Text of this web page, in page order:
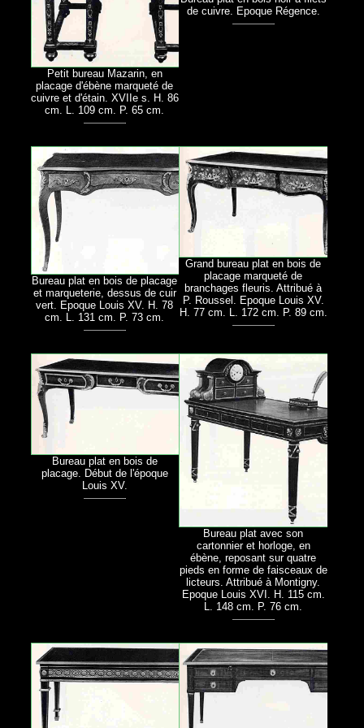
Petit bureau Mazarin, en
placage d'ébène marqueté de
cuivre et d'étain. XVIIe s. H. 86
cm. L. 109 cm. P. 65 cm.
de cuivre. Epoque Régence.
Bureau plat en bois de placage
et marqueterie, dessus de cuir
vert. Epoque Louis XV. H. 78
cm. L. 131 cm. P. 73 cm.
Grand bureau plat en bois de
placage marqueté de
branchages fleuris. Attribué à
P. Roussel. Epoque Louis XV.
H. 77 cm. L. 172 cm. P. 89 cm.
Bureau plat en bois de
placage. Début de l'époque
Louis XV.
Bureau plat avec son
cartonnier et horloge, en
ébène, reposant sur quatre
pieds en forme de faisceaux de
licteurs. Attribué à Montigny.
Epoque Louis XVI. H. 115 cm.
L. 148 cm. P. 76 cm.